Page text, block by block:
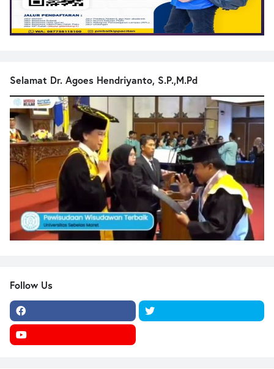
Selamat Dr. Agoes Hendriyanto, S.P.,M.Pd
Follow Us